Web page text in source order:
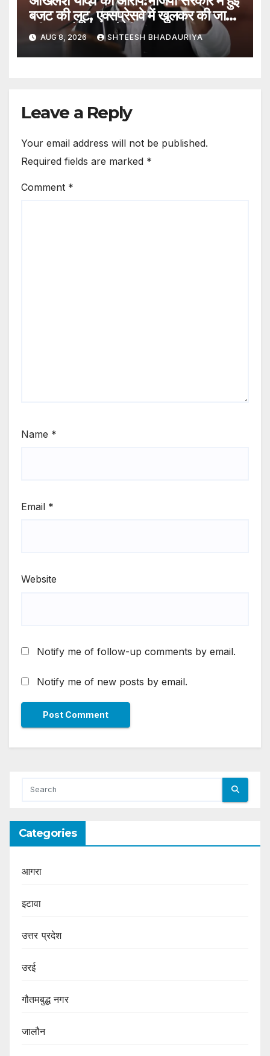
बजट की लूट, एक्सप्रेसवे में खुलकर की जा
रही मानकों की अनदेखी – Akhilesh
Alleges Budget Plunder
Under Bjp Government,
AUG 8, 2026 SHTEESH BHADAURIYA
Leave a Reply
Your email address will not be published.
Required fields are marked *
Comment *
Name *
Email *
Website
Notify me of follow-up comments by email.
Notify me of new posts by email.
Categories
आगरा
इटावा
उत्तर प्रदेश
उरई
गौतमबुद्ध नगर
जालौन